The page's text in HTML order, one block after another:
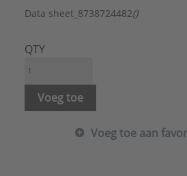
Data sheet_8738724482()
QTY
Voeg toe
Voeg toe aan